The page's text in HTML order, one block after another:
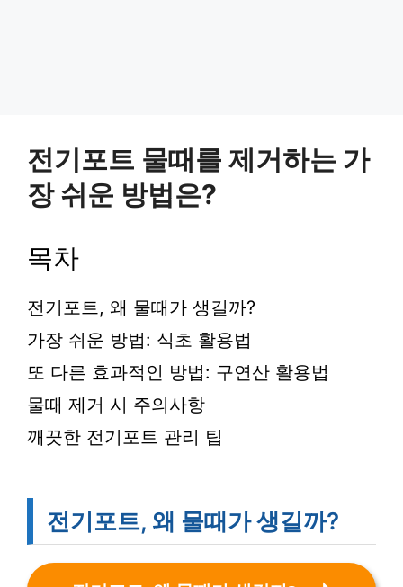
전기포트 물때를 제거하는 가
장 쉬운 방법은?
목차
전기포트, 왜 물때가 생길까?
가장 쉬운 방법: 식초 활용법
또 다른 효과적인 방법: 구연산 활용법
물때 제거 시 주의사항
깨끗한 전기포트 관리 팁
전기포트, 왜 물때가 생길까?